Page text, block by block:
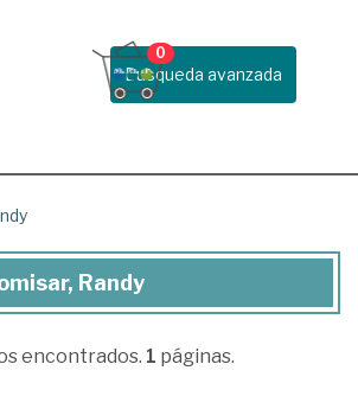
Busqueda avanzada
0
Randy
encontrados. 1 páginas.